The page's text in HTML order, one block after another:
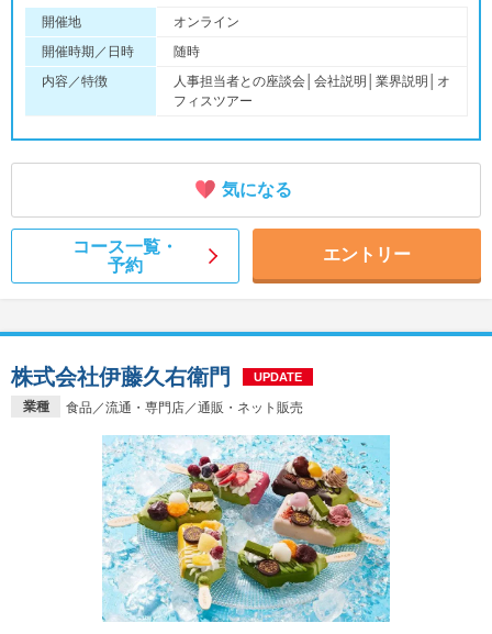
開催地
オンライン
開催時期／日時
随時
内容／特徴
人事担当者との座談会│会社説明│業界説明│オ
フィスツアー
気になる
コース一覧・
予約
エントリー
業種 食品／流通・専門店／通販・ネット販売
株式会社伊藤久右衛門 UPDATE